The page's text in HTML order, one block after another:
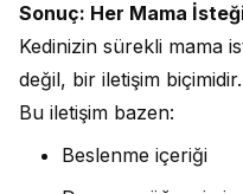
Sonuç: Her Mama
Kedinizin sürekli mama
değil, bir iletişim biçimidir.
Bu iletişim bazen:
Beslenme içeriği